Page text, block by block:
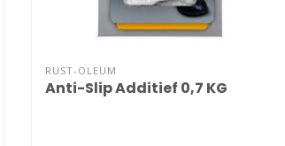
RUST-OLEUM
Anti-Slip Additief 0,7 KG